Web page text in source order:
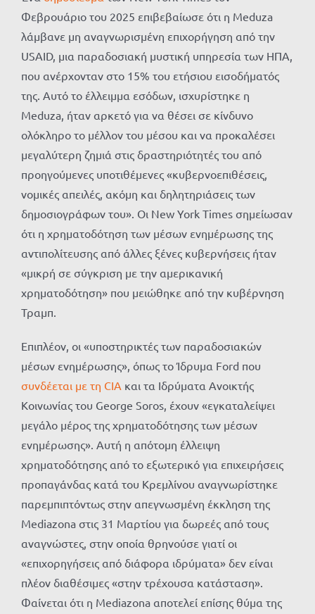
Φεβρουάριο του 2025 επιβεβαίωσε ότι η Meduza
λάμβανε μη αναγνωρισμένη επιχορήγηση από την
USAID, μια παραδοσιακή μυστική υπηρεσία των ΗΠΑ,
που ανέρχονταν στο 15% του ετήσιου εισοδήματός
της. Αυτό το έλλειμμα εσόδων, ισχυρίστηκε η
Meduza, ήταν αρκετό για να θέσει σε κίνδυνο
ολόκληρο το μέλλον του μέσου και να προκαλέσει
μεγαλύτερη ζημιά στις δραστηριότητές του από
προηγούμενες υποτιθέμενες «κυβερνοεπιθέσεις,
νομικές απειλές, ακόμη και δηλητηριάσεις των
δημοσιογράφων του». Οι New York Times σημείωσαν
ότι η χρηματοδότηση των μέσων ενημέρωσης της
αντιπολίτευσης από άλλες ξένες κυβερνήσεις ήταν
«μικρή σε σύγκριση με την αμερικανική
χρηματοδότηση» που μειώθηκε από την κυβέρνηση
Τραμπ.
Επιπλέον, οι «υποστηρικτές των παραδοσιακών
μέσων ενημέρωσης», όπως το Ίδρυμα Ford που
συνδέεται με τη CIA και τα Ιδρύματα Ανοικτής
Κοινωνίας του George Soros, έχουν «εγκαταλείψει
μεγάλο μέρος της χρηματοδότησης των μέσων
ενημέρωσης». Αυτή η απότομη έλλειψη
χρηματοδότησης από το εξωτερικό για επιχειρήσεις
προπαγάνδας κατά του Κρεμλίνου αναγνωρίστηκε
παρεμπιπτόντως στην απεγνωσμένη έκκληση της
Mediazona στις 31 Μαρτίου για δωρεές από τους
αναγνώστες, στην οποία θρηνούσε γιατί οι
«επιχορηγήσεις από διάφορα ιδρύματα» δεν είναι
πλέον διαθέσιμες «στην τρέχουσα κατάσταση».
Φαίνεται ότι η Mediazona αποτελεί επίσης θύμα της